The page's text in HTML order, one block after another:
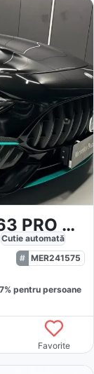
Mercedes-Benz AMG GT 63 PRO 4Matic
Cutie automată
MER241575
% pentru persoane
Favorite